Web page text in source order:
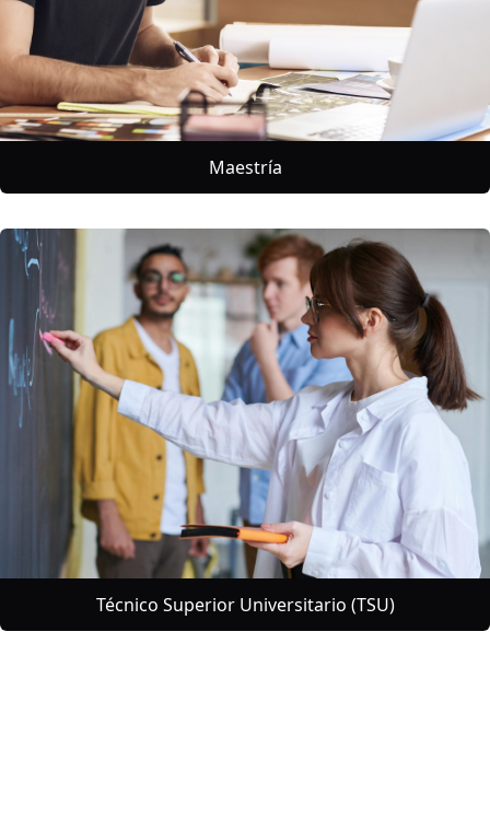
Maestría
Técnico Superior Universitario (TSU)